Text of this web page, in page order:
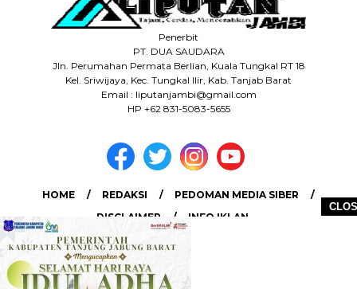
Penerbit
PT. DUA SAUDARA
Jln. Perumahan Permata Berlian, Kuala Tungkal RT 18
Kel. Sriwijaya, Kec. Tungkal Ilir, Kab. Tanjab Barat
Email : liputanjambi@gmail.com
HP +62 831-5083-5655
HOME REDAKSI
PEDOMAN MEDIA SIBER
DISCLAIMER
INFO IKLAN
COPYRIGHT © 2026 LIPUTANJAMBI.ID - ALL RIGHTS RESERVED